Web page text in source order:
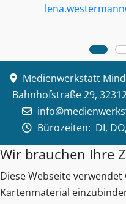
Medienwerkstatt
Bahnhofstraße 29,
Bürozeiten: DI,
Wir brauchen Ihre
Diese Webseite
Kartenmaterial